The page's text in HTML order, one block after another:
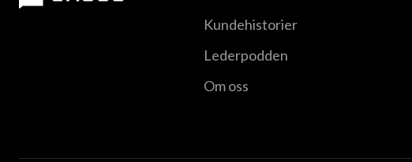
Kundehistorier
Lederpodden
Om oss